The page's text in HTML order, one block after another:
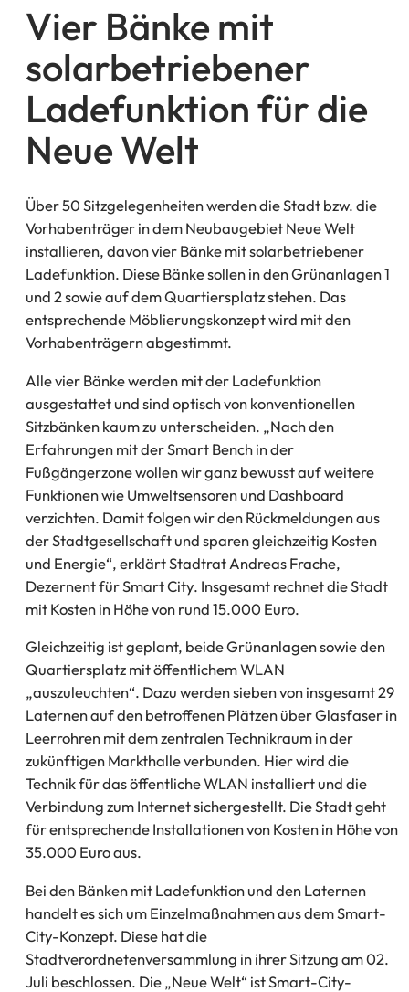
Vier Bänke mit
solarbetriebener
Ladefunktion für die
Neue Welt
Über 50 Sitzgelegenheiten werden die Stadt bzw. die
Vorhabenträger in dem Neubaugebiet Neue Welt
installieren, davon vier Bänke mit solarbetriebener
Ladefunktion. Diese Bänke sollen in den Grünanlagen 1
und 2 sowie auf dem Quartiersplatz stehen. Das
entsprechende Möblierungskonzept wird mit den
Vorhabenträgern abgestimmt.
Alle vier Bänke werden mit der Ladefunktion
ausgestattet und sind optisch von konventionellen
Sitzbänken kaum zu unterscheiden. „Nach den
Erfahrungen mit der Smart Bench in der
Fußgängerzone wollen wir ganz bewusst auf weitere
Funktionen wie Umweltsensoren und Dashboard
verzichten. Damit folgen wir den Rückmeldungen aus
der Stadtgesellschaft und sparen gleichzeitig Kosten
und Energie“, erklärt Stadtrat Andreas Frache,
Dezernent für Smart City. Insgesamt rechnet die Stadt
mit Kosten in Höhe von rund 15.000 Euro.
Gleichzeitig ist geplant, beide Grünanlagen sowie den
Quartiersplatz mit öffentlichem WLAN
„auszuleuchten“. Dazu werden sieben von insgesamt 29
Laternen auf den betroffenen Plätzen über Glasfaser in
Leerrohren mit dem zentralen Technikraum in der
zukünftigen Markthalle verbunden. Hier wird die
Technik für das öffentliche WLAN installiert und die
Verbindung zum Internet sichergestellt. Die Stadt geht
für entsprechende Installationen von Kosten in Höhe von
35.000 Euro aus.
Bei den Bänken mit Ladefunktion und den Laternen
handelt es sich um Einzelmaßnahmen aus dem Smart-
City-Konzept. Diese hat die
Stadtverordnetenversammlung in ihrer Sitzung am 02.
Juli beschlossen. Die „Neue Welt“ ist Smart-City-